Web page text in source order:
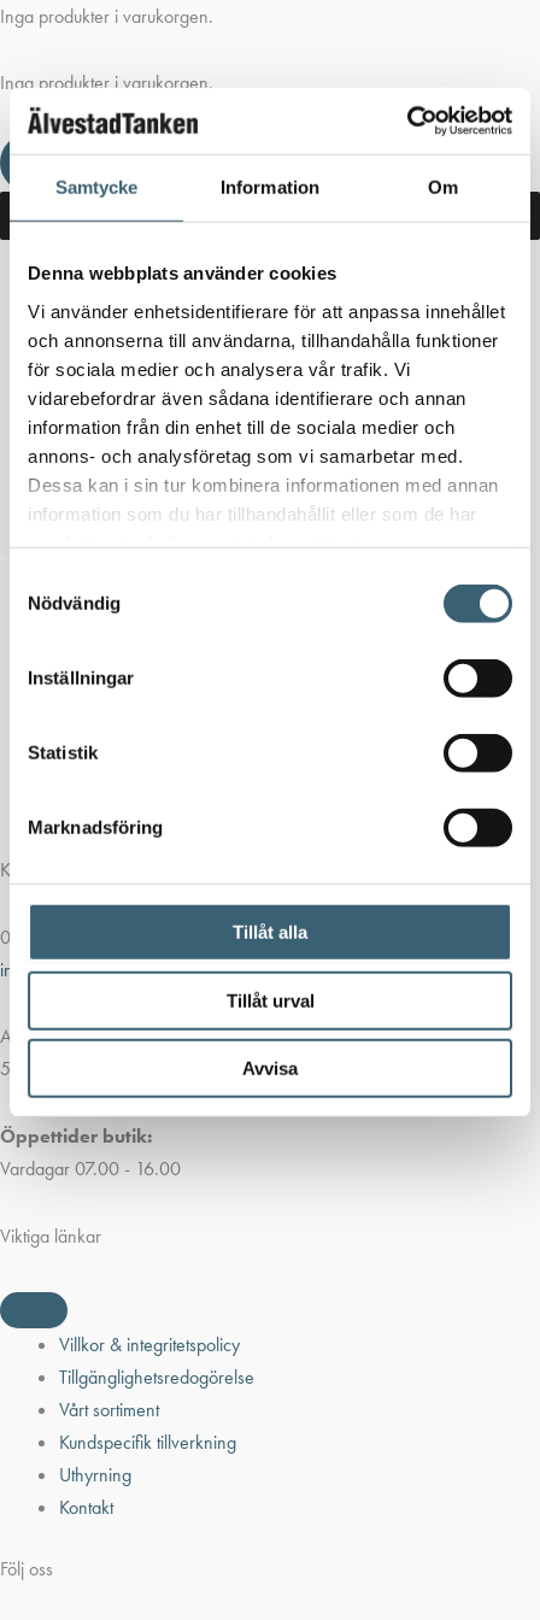
Samtycke Information Om
Denna webbplats använder cookies
Vi använder enhetsidentifierare för att anpassa innehållet
och annonserna till användarna, tillhandahålla funktioner
för sociala medier och analysera vår trafik. Vi
vidarebefordrar även sådana identifierare och annan
information från din enhet till de sociala medier och
annons- och analysföretag som vi samarbetar med.
Dessa kan i sin tur kombinera informationen med annan
information som du har tillhandahållit eller som de har
Nödvändig
Inställningar
Statistik
Marknadsföring
Tillåt alla
Tillåt urval
Avvisa
Inga produkter i varukorgen.
Inga produkter i varukorgen.
Fortsätt handla
spilloljetankar
Inga produkter hittades som motsvarar ditt val.
Kontakt
013-39 30 90
info@alvestadtanken.se
Algolgatan 7
583 30 Linköping
Öppettider butik:
Vardagar 07.00 - 16.00
Viktiga länkar
Villkor & integritetspolicy
Tillgänglighetsredogörelse
Vårt sortiment
Kundspecifik tillverkning
Uthyrning
Kontakt
Följ oss